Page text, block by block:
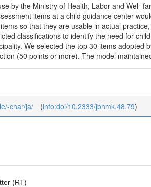
by the Ministry of Health, Labor and Wel-
items at a child guidance center
so that they are usable in actual
classifications to identify the need for
We selected the top 30 items
(50 points or more). The model
char/ja/ (info:doi/10.2333/jbhmk.48.79)
(RT)